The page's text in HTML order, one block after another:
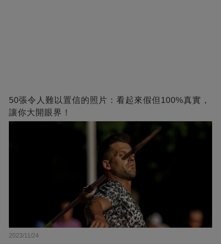
50張令人難以置信的照片：看起來假但100%真實，
讓你大開眼界！
2023/11/24